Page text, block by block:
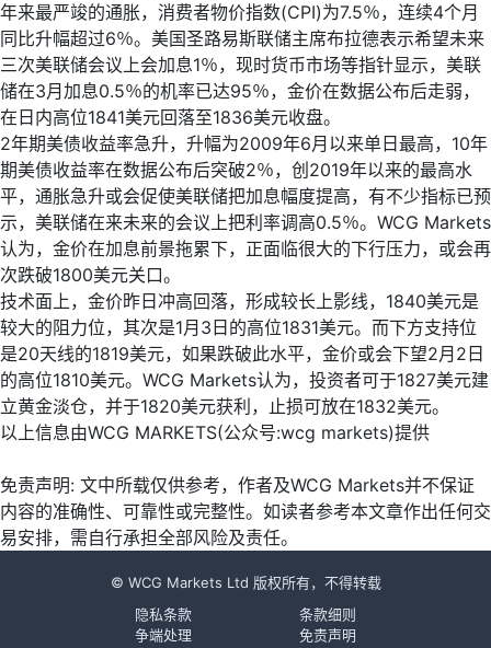
年来最严竣的通胀，消费者物价指数(CPI)为7.5％，连续4个月
同比升幅超过6％。美国圣路易斯联储主席布拉德表示希望未来
三次美联储会议上会加息1％，现时货币市场等指针显示，美联
储在3月加息0.5％的机率已达95％，金价在数据公布后走弱，
在日内高位1841美元回落至1836美元收盘。
2年期美债收益率急升，升幅为2009年6月以来单日最高，10年
期美债收益率在数据公布后突破2％，创2019年以来的最高水
平，通胀急升或会促使美联储把加息幅度提高，有不少指标已预
示，美联储在来未来的会议上把利率调高0.5％。WCG Markets
认为，金价在加息前景拖累下，正面临很大的下行压力，或会再
次跌破1800美元关口。
技术面上，金价昨日冲高回落，形成较长上影线，1840美元是
较大的阻力位，其次是1月3日的高位1831美元。而下方支持位
是20天线的1819美元，如果跌破此水平，金价或会下望2月2日
的高位1810美元。WCG Markets认为，投资者可于1827美元建
立黄金淡仓，并于1820美元获利，止损可放在1832美元。
以上信息由WCG MARKETS(公众号:wcg markets)提供
免责声明: 文中所载仅供参考，作者及WCG Markets并不保证
内容的准确性、可靠性或完整性。如读者参考本文章作出任何交
易安排，需自行承担全部风险及责任。
© WCG Markets Ltd 版权所有，不得转载
隐私条款
条款细则
争端处理
免责声明